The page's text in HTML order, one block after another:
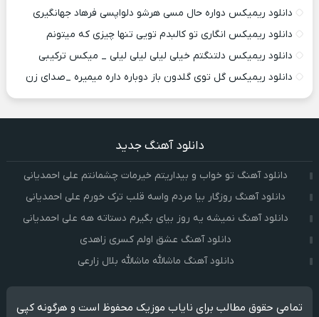
دانلود ریمیکس دواره حال مسی هرشو دلواپسی فرهاد جهانگیری
دانلود ریمیکس انگاری تو کالبدم تویی تنها چیزی که میتونم
دانلود ریمیکس دلتنگتم خیلی لیلی لیلی لیلی _ میکس ترکیبی
دانلود ریمیکس گل توی گلدون باز دوباره داره میمیره _صدای زن
دانلود آهنگ جدید
دانلود آهنگ تو خواب و بیداریتم خیرمات چشمانتم علی احمدیانی
دانلود آهنگ روزگار بیا مردم واسه قلب ترک خورم علی احمدیانی
دانلود آهنگ نمیشه یه روز بیای بگیرم دستاته هه علی احمدیانی
دانلود آهنگ عشق اولم کسری زاهدی
دانلود آهنگ ماشالله ماشالله بلال زارعی
تمامی حقوق مطالب برای نایاب موزیک محفوظ است و هرگونه کپی